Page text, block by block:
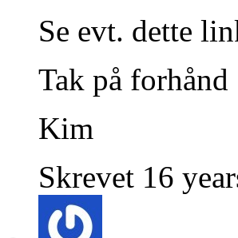
Se evt. dette
Tak på forhånd
Kim
Skrevet 16